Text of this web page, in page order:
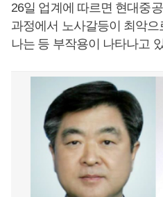
26일 업계에 따르면 현대중
과정에서 노사갈등이 최악
나는 등 부작용이 나타나고